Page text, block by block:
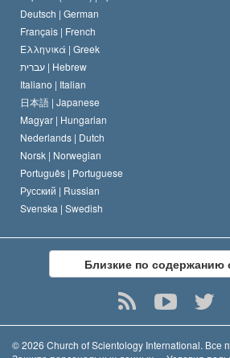
Deutsch | German
Français | French
Ελληνικά | Greek
עברית | Hebrew
Italiano | Italian
日本語 | Japanese
Magyar | Hungarian
Nederlands | Dutch
Norsk | Norwegian
Português | Portuguese
Русский | Russian
Svenska | Swedish
Близкие по содержанию
© 2026 Church of Scientology International. Все